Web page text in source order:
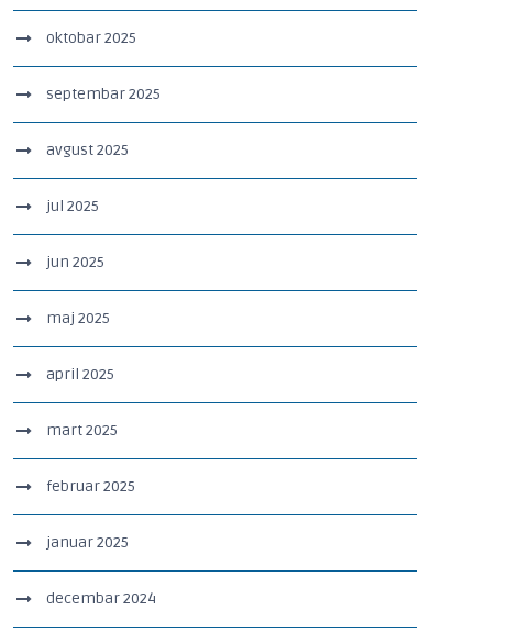
oktobar 2025
septembar 2025
avgust 2025
jul 2025
jun 2025
maj 2025
april 2025
mart 2025
februar 2025
januar 2025
decembar 2024